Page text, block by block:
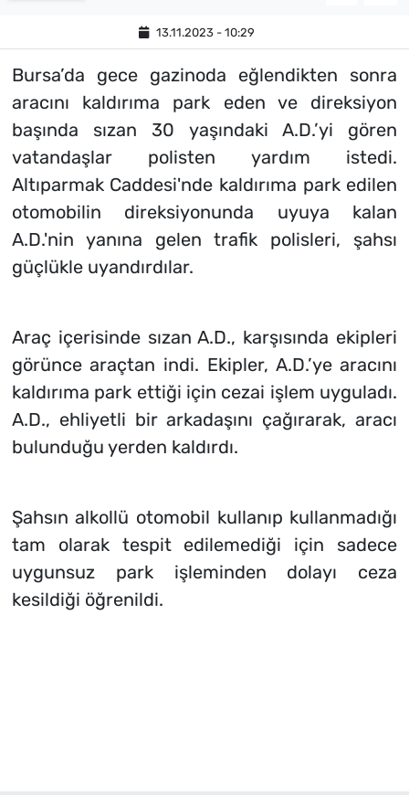
13.11.2023 - 10:29
Bursa’da gece gazinoda eğlendikten sonra
aracını kaldırıma park eden ve direksiyon
başında sızan 30 yaşındaki A.D.’yi gören
vatandaşlar polisten yardım istedi.
Altıparmak Caddesi'nde kaldırıma park edilen
otomobilin direksiyonunda uyuya kalan
A.D.'nin yanına gelen trafik polisleri, şahsı
güçlükle uyandırdılar.
Araç içerisinde sızan A.D., karşısında ekipleri
görünce araçtan indi. Ekipler, A.D.’ye aracını
kaldırıma park ettiği için cezai işlem uyguladı.
A.D., ehliyetli bir arkadaşını çağırarak, aracı
bulunduğu yerden kaldırdı.
Şahsın alkollü otomobil kullanıp kullanmadığı
tam olarak tespit edilemediği için sadece
uygunsuz park işleminden dolayı ceza
kesildiği öğrenildi.